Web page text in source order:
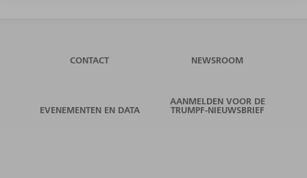
CONTACT NEWSROOM
EVENEMENTEN EN DATA
AANMELDEN VOOR DE
TRUMPF-NIEUWSBRIEF